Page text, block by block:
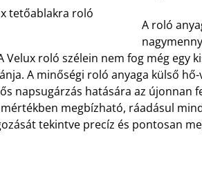
tetőablakra roló
A roló
Velux roló szélein nem fog még egy
A minőségi roló anyaga külső
napsugárzás hatására az újonnan
megbízható, ráadásul
tekintve precíz és pontosan